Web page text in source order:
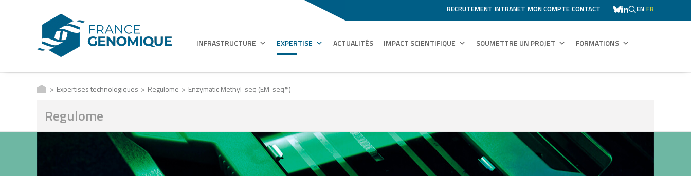
RECRUTEMENT INTRANET MON COMPTE CONTACT EN FR
INFRASTRUCTURE EXPERTISE ACTUALITÉS IMPACT SCIENTIFIQUE SOUMETTRE UN PROJET FORMATIONS
Expertises technologiques Regulome Enzymatic Methyl-seq (EM-seq™)
Regulome